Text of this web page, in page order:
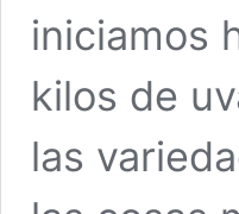
iniciamos
kilos de
las